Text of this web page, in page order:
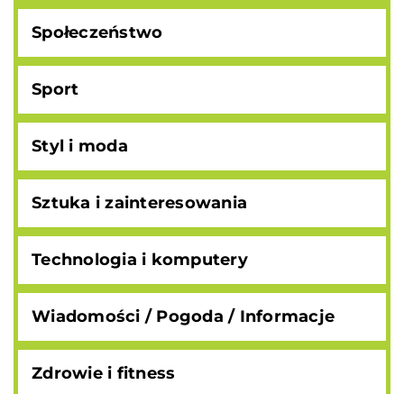
Społeczeństwo
Sport
Styl i moda
Sztuka i zainteresowania
Technologia i komputery
Wiadomości / Pogoda / Informacje
Zdrowie i fitness